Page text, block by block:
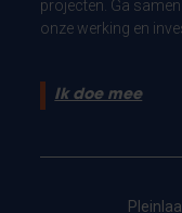
projecten. Ga
onze werking en
Ik doe mee